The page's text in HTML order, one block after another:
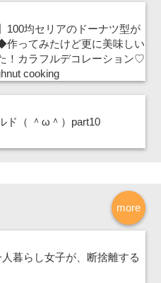
100均セリアのドーナツ型が
作ってみたけど更に美味しい
！カラフルデコレーション♡
cooking
ド（ ＾ω＾）part10
more
暮らし女子が、断捨離する